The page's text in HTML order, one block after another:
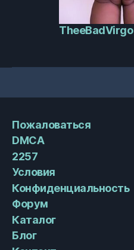
TheeBadVirgo
Пожаловаться
DMCA
2257
Условия
Конфиденциальность
Форум
Каталог
Блог